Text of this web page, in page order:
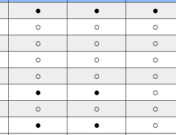
● ● ●
○ ○ ○
○ ○ ○
○ ○ ○
○ ○ ○
● ● ○
○ ○ ○
● ● ○